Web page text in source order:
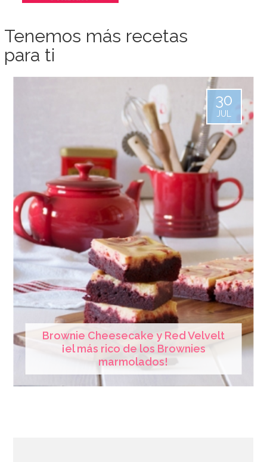
Tenemos más recetas
para ti
Brownie Cheesecake y Red Velvelt
¡el más rico de los Brownies
marmolados!
30
JUL